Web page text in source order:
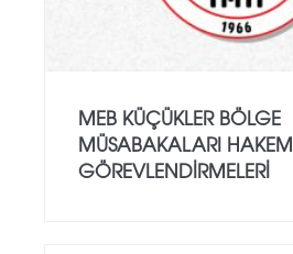
MEB KÜÇÜKLER BÖLGE
MÜSABAKALARI HAKEM
GÖREVLENDIRMELERI